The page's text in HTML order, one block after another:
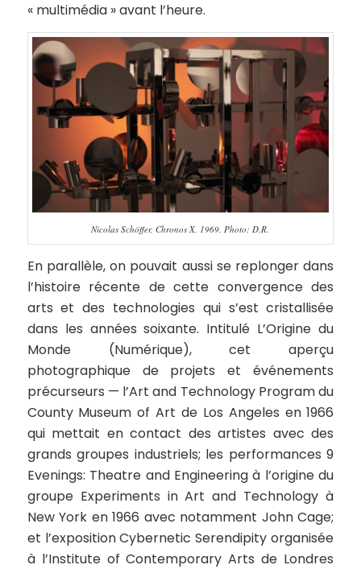
« multimédia » avant l’heure.
Nicolas Schöffer, Chronos X, 1969. Photo: D.R.
En parallèle, on pouvait aussi se replonger dans
l’histoire récente de cette convergence des
arts et des technologies qui s’est cristallisée
dans les années soixante. Intitulé L’Origine du
Monde (Numérique), cet aperçu
photographique de projets et événements
précurseurs — l’Art and Technology Program du
County Museum of Art de Los Angeles en 1966
qui mettait en contact des artistes avec des
grands groupes industriels; les performances 9
Evenings: Theatre and Engineering à l’origine du
groupe Experiments in Art and Technology à
New York en 1966 avec notamment John Cage;
et l’exposition Cybernetic Serendipity organisée
à l’Institute of Contemporary Arts de Londres